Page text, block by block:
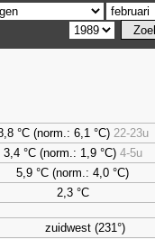
°C (norm.: 6,1 °C) 22-23u
3,4 °C (norm.: 1,9 °C) 4-5u
5,9 °C (norm.: 4,0 °C)
2,3 °C
zuidwest (231°)